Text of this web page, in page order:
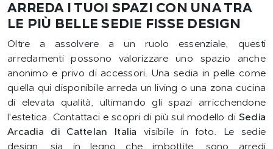
ARREDA I TUOI SPAZI CON UNA TRA
LE PIÙ BELLE SEDIE FISSE DESIGN
Oltre a assolvere a un ruolo essenziale, questi
arredamenti possono valorizzare uno spazio anche
anonimo e privo di accessori. Una sedia in pelle come
quella qui disponibile arreda un living o una zona cucina
di elevata qualità, ultimando gli spazi arricchendone
l'estetica. Contattaci e scopri di più sul modello di Sedia
Arcadia di Cattelan Italia visibile in foto. Le sedie